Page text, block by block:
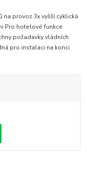
provoz 3x vyšší cyklická
Pro hotelové funkce
požadavky vládních
pro instalaci na konci